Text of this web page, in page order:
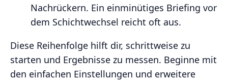
Nachrückern. Ein einminütiges Briefing vor
dem Schichtwechsel reicht oft aus.
Diese Reihenfolge hilft dir, schrittweise zu
starten und Ergebnisse zu messen. Beginne mit
den einfachen Einstellungen und erweitere